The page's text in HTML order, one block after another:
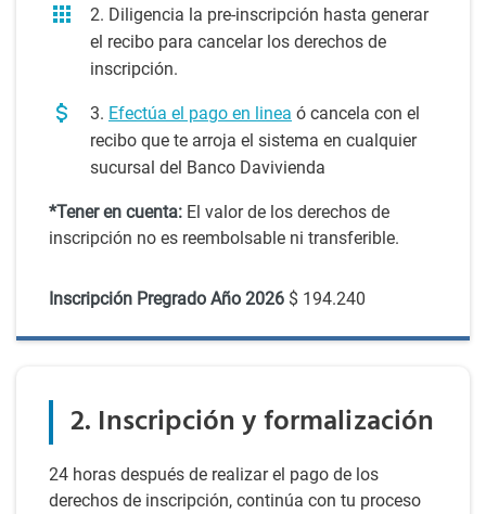
2. Diligencia la pre-inscripción hasta generar
el recibo para cancelar los derechos de
inscripción.
3. Efectúa el pago en linea ó cancela con el
recibo que te arroja el sistema en cualquier
sucursal del Banco Davivienda
*Tener en cuenta: El valor de los derechos de
inscripción no es reembolsable ni transferible.
Inscripción Pregrado Año 2026 $ 194.240
2. Inscripción y formalización
24 horas después de realizar el pago de los
derechos de inscripción, continúa con tu proceso